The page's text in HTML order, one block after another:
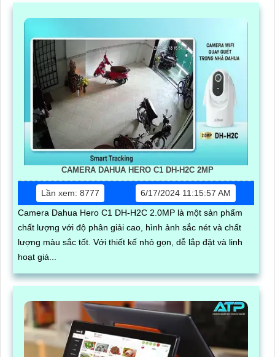
CAMERA DAHUA HERO C1 DH-H2C 2MP
Lần xem: 8777
6/17/2024 11:15:57 AM
Camera Dahua Hero C1 DH-H2C 2.0MP là một sản phẩm
chất lượng với độ phân giải cao, hình ảnh sắc nét và chất
lượng màu sắc tốt. Với thiết kế nhỏ gọn, dễ lắp đặt và linh
hoạt giá...